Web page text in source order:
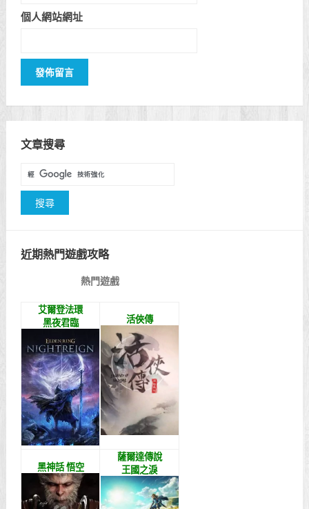
個人網站網址
文章搜尋
近期熱門遊戲攻略
熱門遊戲
艾爾登法環
黑夜君臨
活俠傳
黑神話 悟空
薩爾達傳說
王國之淚